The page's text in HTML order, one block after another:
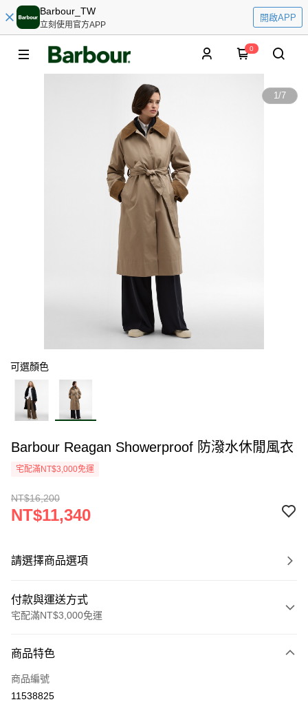
Barbour_TW
立刻使用官方APP
開啟APP
0
1/7
可選顏色
Barbour Reagan Showerproof 防潑水休閒風衣
宅配滿NT$3,000免運
NT$16,200
NT$11,340
請選擇商品選項
付款與運送方式
宅配滿NT$3,000免運
信用卡一次付款
信用卡分期付款
商品特色
商品編號
11538825